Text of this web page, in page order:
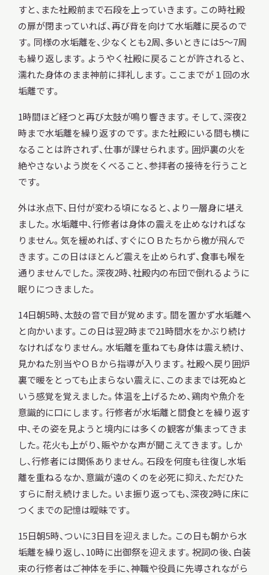
すと、また社殿前まで石段を上っていきます。この時社殿
の扉が閉まっていれば、再び背を向けて水垢離に戻るので
す。同様の水垢離を、少なくとも2周、多いときには5～7周
も繰り返します。ようやく社殿に戻ることが許されると、
濡れた身体のまま神前に拝礼します。ここまでが１回の水
垢離です。
1時間ほど経つと再び太鼓が鳴り響きます。そして、深夜2
時まで水垢離を繰り返すのです。また社殿にいる間も横に
なることは許されず、仕事が課せられます。囲炉裏の火を
絶やさないよう炭をくべること、参拝者の接待を行うこと
です。
外は氷点下、日付が変わる頃になると、より一層身に堪え
ました。水垢離中、行修者は身体の震えを止めなければな
りません。気を緩めれば、すぐにＯＢたちから檄が飛んで
きます。この日はほとんど震えを止められず、食事も喉を
通りませんでした。深夜2時、社殿内の布団で倒れるように
眠りにつきました。
14日朝5時、太鼓の音で目が覚めます。間を置かず水垢離へ
と向かいます。この日は翌2時まで21時間水をかぶり続け
なければなりません。水垢離を重ねても身体は震え続け、
見かねた別当やＯＢから指導が入ります。社殿へ戻り囲炉
裏で暖をとっても止まらない震えに、このままでは死ぬと
いう感覚を覚えました。体温を上げるため、鶏肉や魚介を
意識的に口にします。行修者が水垢離と間食とを繰り返す
中、その姿を見ようと境内には多くの観客が集まってきま
した。花火も上がり、賑やかな声が聞こえてきます。しか
し、行修者には関係ありません。石段を何度も往復し水垢
離を重ねるなか、意識が遠のくのを必死に抑え、ただひた
すらに耐え続けました。いま振り返っても、深夜2時に床に
つくまでの記憶は曖昧です。
15日朝5時、ついに3日目を迎えました。この日も朝から水
垢離を繰り返し、10時に出御祭を迎えます。祝詞の後、白装
束の行修者はご神体を手に、神職や役員に先導されながら